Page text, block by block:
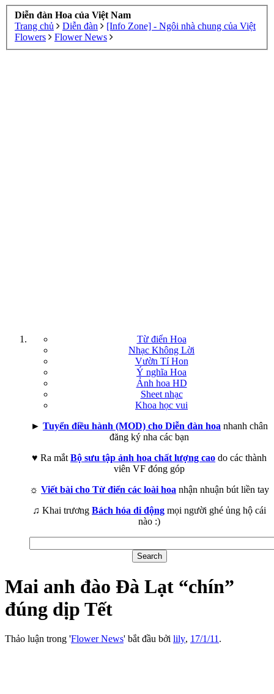
Diễn đàn Hoa của Việt Nam
Trang chủ
Diễn đàn
[Info Zone] - Ngôi nhà chung của Việt
Flowers
Flower News
Từ điển Hoa
Nhạc Không Lời
Vườn Tí Hon
Ý nghĩa Hoa
Ảnh hoa HD
Sheet nhạc
Khoa học vui
► Tuyển điều hành (MOD) cho Diễn đàn hoa nhanh chân
đăng ký nha các bạn
♥ Ra mắt Bộ sưu tập ảnh hoa chất lượng cao do các thành
viên VF đóng góp
☼ Viết bài cho Từ điển các loài hoa nhận nhuận bút liền tay
♫ Khai trương Bách hóa di động mọi người ghé ủng hộ cái
nào :)
Mai anh đào Đà Lạt “chín”
đúng dịp Tết
Thảo luận trong 'Flower News' bắt đầu bởi lily, 17/1/11.